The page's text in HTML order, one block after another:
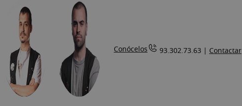
Conócelos 93.302.73.63 | Contactar